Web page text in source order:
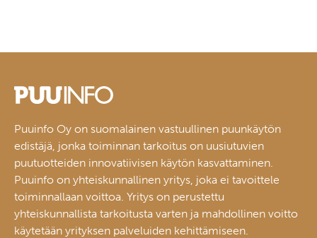
Puuinfo Oy on suomalainen vastuullinen puunkäytön
edistäjä, jonka toiminnan tarkoitus on uusiutuvien
puutuotteiden innovatiivisen käytön kasvattaminen.
Puuinfo on yhteiskunnallinen yritys, joka ei tavoittele
toiminnallaan voittoa. Yritys on perustettu
yhteiskunnallista tarkoitusta varten ja mahdollinen voitto
käytetään yrityksen palveluiden kehittämiseen.